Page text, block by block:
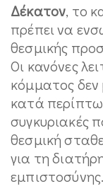
Δέκατον, το
πρέπει να
θεσμικής
Οι κανόνες
κόμματος
κατά
συγκυριακές
θεσμική
για τη
εμπιστοσύνης.